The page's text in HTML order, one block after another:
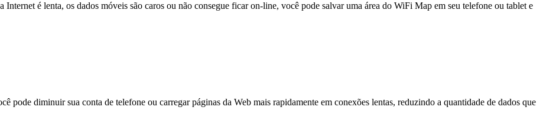
é lenta, os dados móveis são caros ou não consegue ficar on-line, você pode salvar uma área do WiFi Map em seu telefone ou tablet e
pode diminuir sua conta de telefone ou carregar páginas da Web mais rapidamente em conexões lentas, reduzindo a quantidade de dados que